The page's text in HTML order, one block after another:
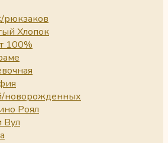
рюкзаков
Хлопок
100%
новорожденных
Роял
Вул